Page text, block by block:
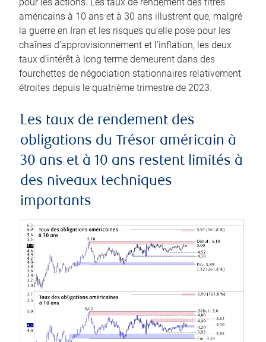
américains à 10 ans et à 30 ans illustrent que, malgré
la guerre en Iran et les risques qu’elle pose pour les
chaînes d’approvisionnement et l’inflation, les deux
taux d’intérêt à long terme demeurent dans des
fourchettes de négociation stationnaires relativement
étroites depuis le quatrième trimestre de 2023.
Les taux de rendement des
obligations du Trésor américain à
30 ans et à 10 ans restent limités à
des niveaux techniques
importants